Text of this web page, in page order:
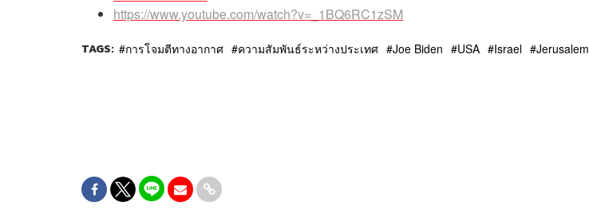
https://www.youtube.com/watch?v=_1BQ6RC1zSM
TAGS: การโจมตีทางอากาศ ความสัมพันธ์ระหว่างประเทศ Joe Biden USA Israel Jerusalem